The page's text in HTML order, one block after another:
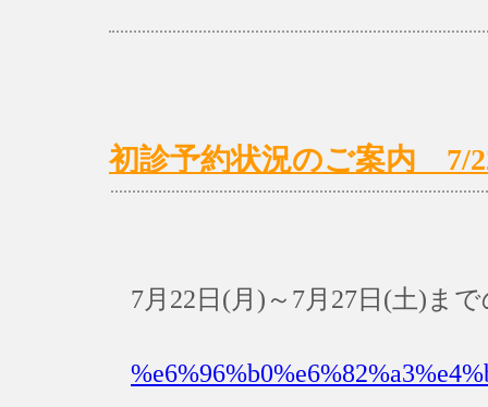
初診予約状況のご案内 7/
7月22日(月)～7月27日(土)ま